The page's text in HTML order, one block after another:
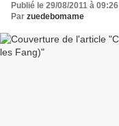
Publié le 29/08/2011 à 09:26
Par zuedebomame